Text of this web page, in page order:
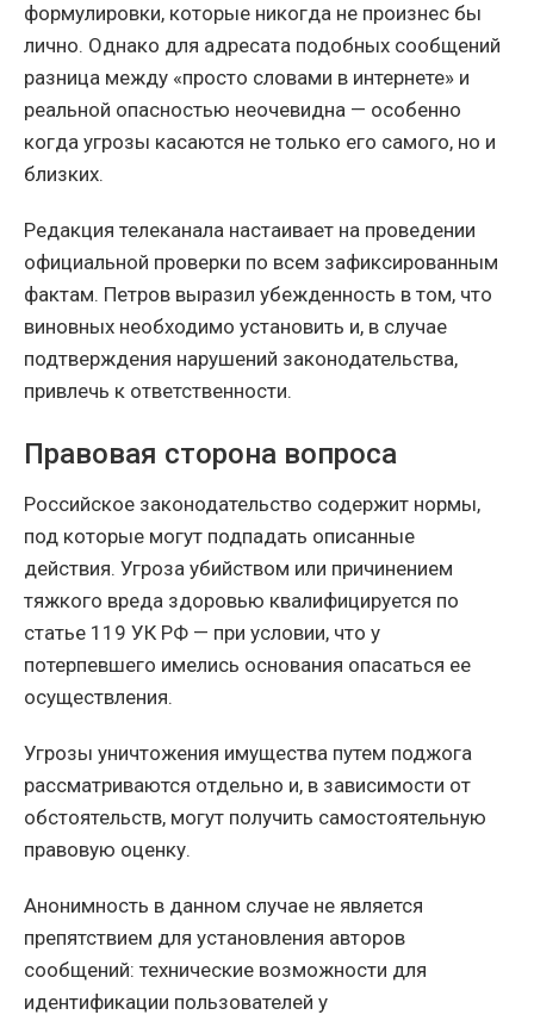
формулировки, которые никогда не произнес бы
лично. Однако для адресата подобных сообщений
разница между «просто словами в интернете» и
реальной опасностью неочевидна — особенно
когда угрозы касаются не только его самого, но и
близких.
Редакция телеканала настаивает на проведении
официальной проверки по всем зафиксированным
фактам. Петров выразил убежденность в том, что
виновных необходимо установить и, в случае
подтверждения нарушений законодательства,
привлечь к ответственности.
Правовая сторона вопроса
Российское законодательство содержит нормы,
под которые могут подпадать описанные
действия. Угроза убийством или причинением
тяжкого вреда здоровью квалифицируется по
статье 119 УК РФ — при условии, что у
потерпевшего имелись основания опасаться ее
осуществления.
Угрозы уничтожения имущества путем поджога
рассматриваются отдельно и, в зависимости от
обстоятельств, могут получить самостоятельную
правовую оценку.
Анонимность в данном случае не является
препятствием для установления авторов
сообщений: технические возможности для
идентификации пользователей у